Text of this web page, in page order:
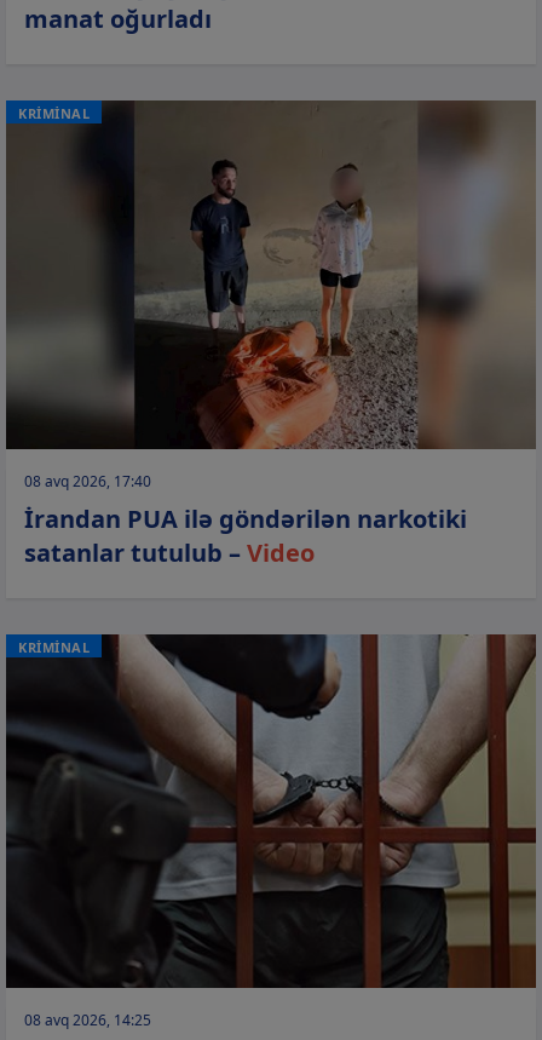
manat oğurladı
KRİMİNAL
08 avq 2026, 17:40
İrandan PUA ilə göndərilən narkotiki
satanlar tutulub –Video
KRİMİNAL
08 avq 2026, 14:25